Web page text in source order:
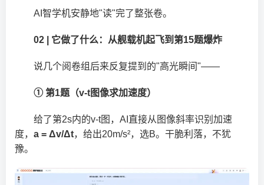
AI智学机安静地"读"完了整张卷。
02 | 它做了什么：从舰载机起飞到第15题爆炸
说几个阅卷组后来反复提到的"高光瞬间"——
① 第1题（v-t图像求加速度）
给了第2s内的v-t图，AI直接从图像斜率识别加速
度， a = Δv/Δt，给出20m/s²，选B。干脆利落，不犹
豫。